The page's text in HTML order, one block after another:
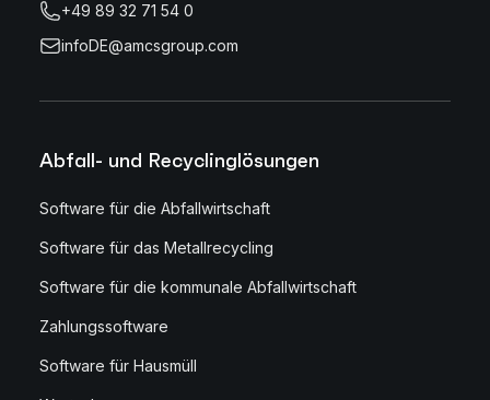
+49 89 32 71 54 0
infoDE@amcsgroup.com
Abfall- und Recyclinglösungen
Software für die Abfallwirtschaft
Software für das Metallrecycling
Software für die kommunale Abfallwirtschaft
Zahlungssoftware
Software für Hausmüll